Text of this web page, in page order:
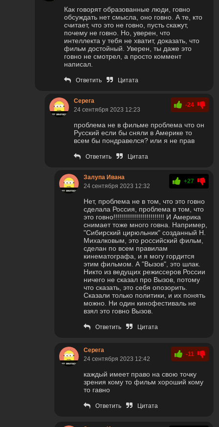
Как говорят образованные люди, говно
обсуждать нет смысла, оно говно. А те, кто
считает, что это не говно, пусть скажут,
почему не говно. Но, уверен, что
интеллекта у тебя не хватит, доказать, что
фильм достойный. Уверен, ты даже это
говно не смотрел, а просто коммент
написал.
Ответить Цитата
Серега
24 сентября 2023 12:23
-24
проблема не в фильме проблема что он
Русский если бы сняли в Америке то
всем бы пондравелся? или я не прав
Ответить Цитата
Залупа Ивана
24 сентября 2023 12:32
+27
Нет, проблема не в том, что это говно
сделала Россия, проблема в том, что
это говно!!!!!!!!!!!!!!!!!!!!!!!!!! И Америка
снимает тоже много говна. Например,
"Сибирский цирюльник" созданный Н.
Михалковым, это российский фильм,
сделан по всем правилам
кинематографа, и я могу гордится
этим фильмом. А "Вызов", это шлак.
Никто из ведущих режиссеров России
ничего не сказал про Вызов, потому
что сказать, это себя опозорить.
Сказали только политики, и их понять
можно. Ни один кинофестиваль не
взял это говно Вызов.
Ответить Цитата
Серега
24 сентября 2023 12:42
-11
каждый имеет право на свою точку
зрения кому то фильм хороший кому
то гавно
Ответить Цитата